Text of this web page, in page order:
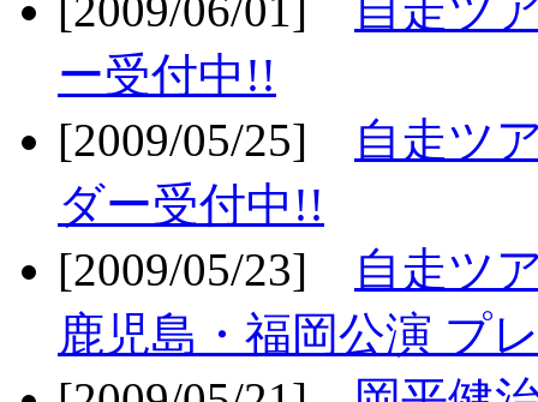
ー受付中!!
[2009/05/25]
自走ツ
ダー受付中!!
[2009/05/23]
自走ツ
鹿児島・福岡公演 プ